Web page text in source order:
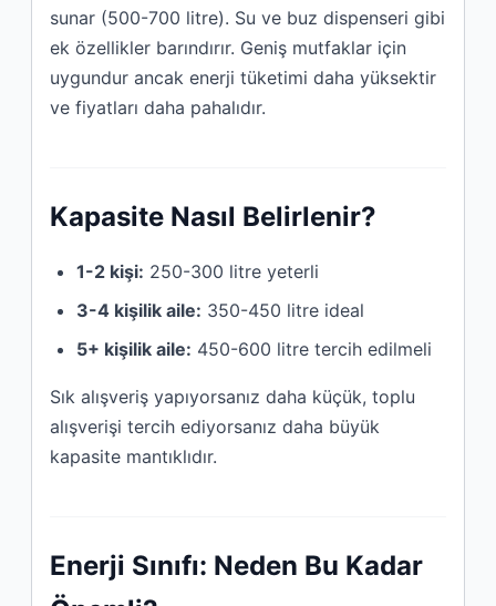
sunar (500-700 litre). Su ve buz dispenseri gibi
ek özellikler barındırır. Geniş mutfaklar için
uygundur ancak enerji tüketimi daha yüksektir
ve fiyatları daha pahalıdır.
Kapasite Nasıl Belirlenir?
1-2 kişi: 250-300 litre yeterli
3-4 kişilik aile: 350-450 litre ideal
5+ kişilik aile: 450-600 litre tercih edilmeli
Sık alışveriş yapıyorsanız daha küçük, toplu
alışverişi tercih ediyorsanız daha büyük
kapasite mantıklıdır.
Enerji Sınıfı: Neden Bu Kadar